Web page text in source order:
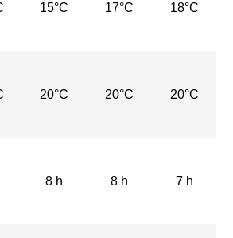
15°C 17°C 18°C
20°C 20°C 20°C
8 h 8 h 7 h